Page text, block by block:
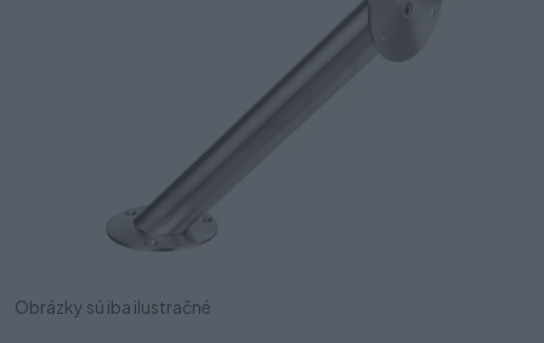
Obrázky sú iba ilustračné